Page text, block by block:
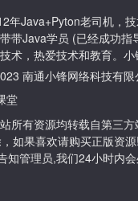
年Java+Pyton老司机，
带Java学员 (已经成功
术，热爱技术和教育。
南通小锋网络科技有限
堂
所有资源均转载自第三
如果喜欢请购买正版资
知管理员,我们24小时内